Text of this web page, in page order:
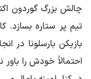
چالش بزرگ گوردون
تیم پر ستاره بسازد.
بازیکن بارسلونا در
احتمالاً خودش را باور